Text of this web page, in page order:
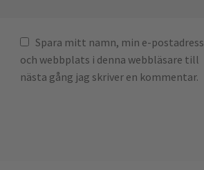
Spara mitt namn, min e-postadress
och webbplats i denna webbläsare till
nästa gång jag skriver en kommentar.